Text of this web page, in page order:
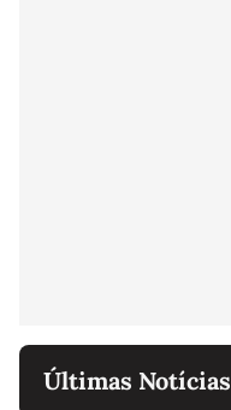
Últimas Notícias